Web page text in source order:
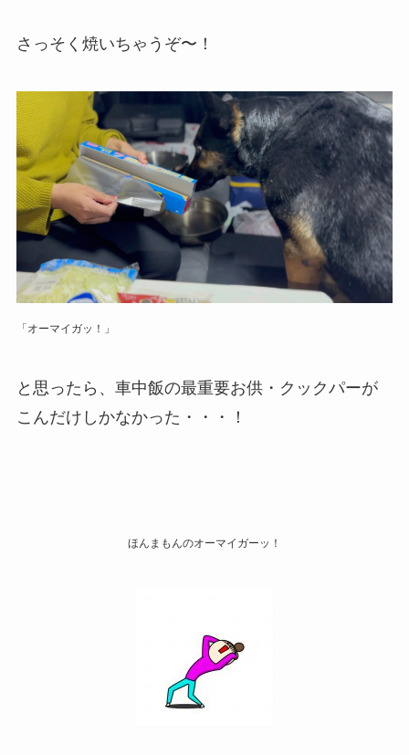
さっそく焼いちゃうぞ〜！
「オーマイガッ！」
と思ったら、車中飯の最重要お供・クックパーが
こんだけしかなかった・・・！
ほんまもんのオーマイガーッ！